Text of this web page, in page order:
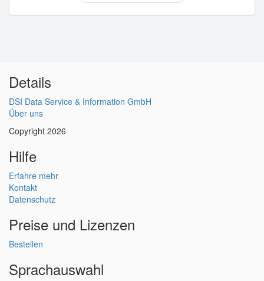
Details
DSI Data Service & Information GmbH
Über uns
Copyright 2026
Hilfe
Erfahre mehr
Kontakt
Datenschutz
Preise und Lizenzen
Bestellen
Sprachauswahl